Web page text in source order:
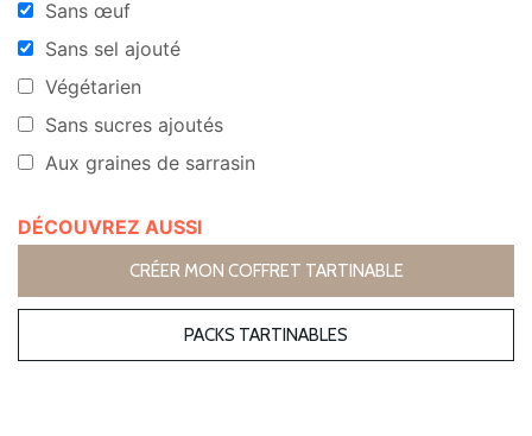
Sans œuf
Sans sel ajouté
Végétarien
Sans sucres ajoutés
Aux graines de sarrasin
DÉCOUVREZ AUSSI
CRÉER MON COFFRET TARTINABLE
PACKS TARTINABLES